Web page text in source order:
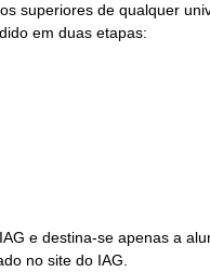
superiores de qualquer
em duas etapas:
e destina-se apenas a
no site do IAG.